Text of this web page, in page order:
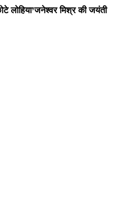
लोहिया’जनेश्वर मिश्र की जयंती